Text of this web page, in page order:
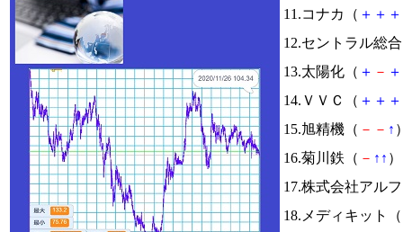
11.コナカ（ ＋ ＋ ＋
12.セントラル総
13.太陽化（ ＋ － ＋
14.ＶＶＣ（ ＋ ＋ ＋
15.旭精機（ － － ↑
16.菊川鉄（ － ↑ ↑
17.株式会社アル
18.メディキット（